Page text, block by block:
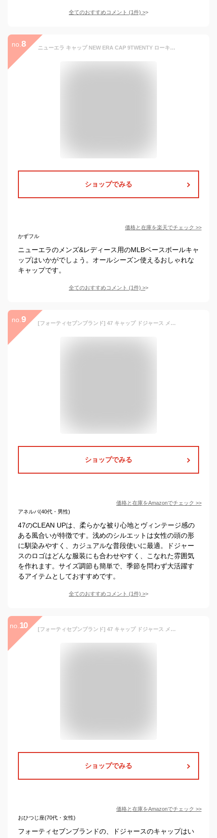
全てのおすすめコメント (1件) >
no. 8 ニューエラ キャップ NEW ERA CAP 9TWENTY ローキャップ メンズ レディース 帽子 NY LA MLB ニューヨーク ヤンキース ONSPOTZ 別注 黒 白 綿 コットン ロサンゼルス ドジャース 大谷翔平 ブランド 深め おしゃれ かっこいい 人気 春 夏 秋 冬 オールシーズン ニューエラー
ショップでみる
価格と在庫を楽天でチェック >>
かずフル
ニューエラのメンズ&レディース用のMLBベースボールキャ
ップはいかがでしょう。オールシーズン使えるおしゃれな
キャップです。
全てのおすすめコメント (1件) >
no. 9 [フォーティセブンブランド] 47 キャップ ドジャース メンズ レディース クリーンナップ LA ロゴ CLEAN UP CAP MENS LADIES 帽子 ローキャップ ナチュラル×ブラック [並行輸入品]
ショップでみる
価格と在庫をAmazonでチェック >>
アネルバ(40代・男性)
47のCLEAN UPは、柔らかな被り心地とヴィンテージ感の
ある風合いが特徴です。浅めのシルエットは女性の頭の形
に馴染みやすく、カジュアルな普段使いに最適。ドジャー
スのロゴはどんな服装にも合わせやすく、こなれた雰囲気
を作れます。サイズ調節も簡単で、季節を問わず大活躍す
るアイテムとしておすすめです。
全てのおすすめコメント (1件) >
no. 10 [フォーティセブンブランド] 47 キャップ ドジャース メンズ レディース クリーンナップ LA ロゴ CLEAN UP CAP MENS LADIES 帽子 ローキャップ MLB ボーン×ブルー フリーサイズ
ショップでみる
価格と在庫をAmazonでチェック >>
おひつじ座(70代・女性)
フォーティセブンブランドの、ドジャースのキャップはい